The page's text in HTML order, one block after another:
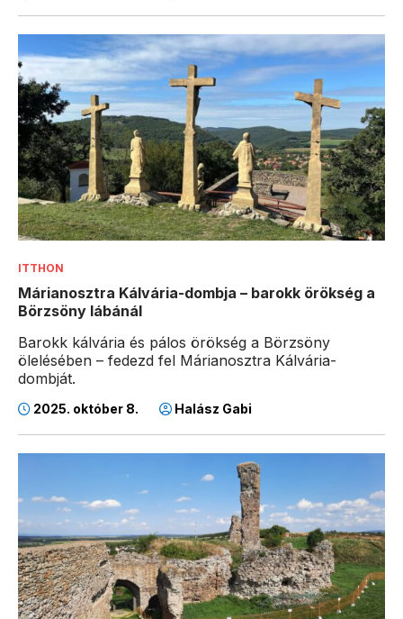
ITTHON
Márianosztra Kálvária-dombja – barokk örökség a
Börzsöny lábánál
Barokk kálvária és pálos örökség a Börzsöny
ölelésében – fedezd fel Márianosztra Kálvária-
dombját.
2025. október 8. Halász Gabi